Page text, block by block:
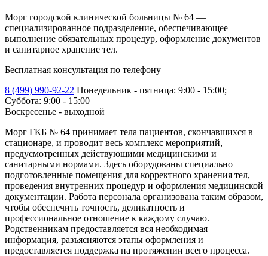
Морг городской клинической больницы № 64 —
специализированное подразделение, обеспечивающее
выполнение обязательных процедур, оформление документов
и санитарное хранение тел.
Бесплатная консультация по телефону
8 (499) 990-92-22 Понедельник - пятница: 9:00 - 15:00;
Суббота: 9:00 - 15:00
Воскресенье - выходной
Морг ГКБ № 64 принимает тела пациентов, скончавшихся в
стационаре, и проводит весь комплекс мероприятий,
предусмотренных действующими медицинскими и
санитарными нормами. Здесь оборудованы специально
подготовленные помещения для корректного хранения тел,
проведения внутренних процедур и оформления медицинской
документации. Работа персонала организована таким образом,
чтобы обеспечить точность, деликатность и
профессиональное отношение к каждому случаю.
Родственникам предоставляется вся необходимая
информация, разъясняются этапы оформления и
предоставляется поддержка на протяжении всего процесса.